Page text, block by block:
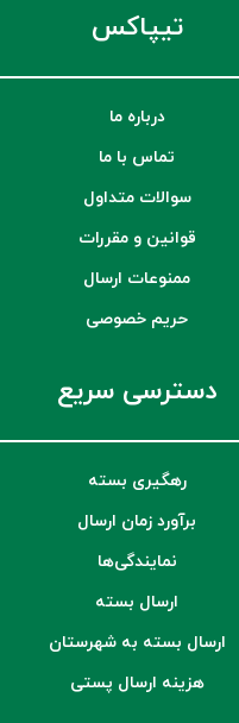
تیپاکس
درباره ما
تماس با ما
سوالات متداول
قوانین و مقررات
ممنوعات ارسال
حریم خصوصی
دسترسی سریع
رهگیری بسته
برآورد زمان ارسال
نمایندگی‌ها
ارسال بسته
ارسال بسته به شهرستان
هزینه ارسال پستی